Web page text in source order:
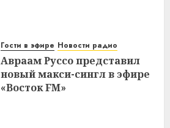
Гости в эфире Новости радио
Авраам Руссо представил
новый макси-сингл в эфире
«Восток FM»